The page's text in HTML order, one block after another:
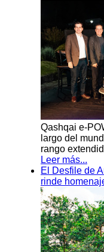
Qashqai e-
largo del
rango
Leer más...
El Desfile de
rinde